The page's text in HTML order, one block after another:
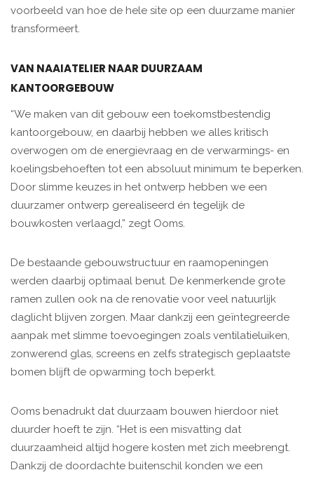
voorbeeld van hoe de hele site op een duurzame manier
transformeert.
VAN NAAIATELIER NAAR DUURZAAM
KANTOORGEBOUW
“We maken van dit gebouw een toekomstbestendig
kantoorgebouw, en daarbij hebben we alles kritisch
overwogen om de energievraag en de verwarmings- en
koelingsbehoeften tot een absoluut minimum te beperken.
Door slimme keuzes in het ontwerp hebben we een
duurzamer ontwerp gerealiseerd én tegelijk de
bouwkosten verlaagd,” zegt Ooms.
De bestaande gebouwstructuur en raamopeningen
werden daarbij optimaal benut. De kenmerkende grote
ramen zullen ook na de renovatie voor veel natuurlijk
daglicht blijven zorgen. Maar dankzij een geïntegreerde
aanpak met slimme toevoegingen zoals ventilatieluiken,
zonwerend glas, screens en zelfs strategisch geplaatste
bomen blijft de opwarming toch beperkt.
Ooms benadrukt dat duurzaam bouwen hierdoor niet
duurder hoeft te zijn. “Het is een misvatting dat
duurzaamheid altijd hogere kosten met zich meebrengt.
Dankzij de doordachte buitenschil konden we een